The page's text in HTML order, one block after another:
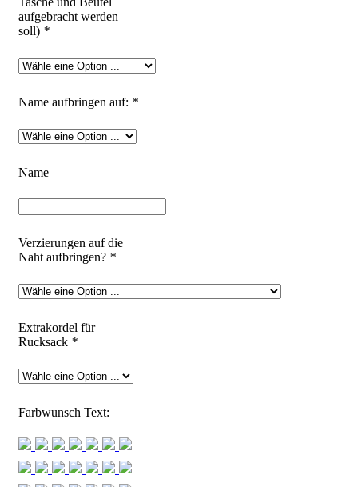
aufgebracht werden
soll) *
Name aufbringen auf: *
Name
Verzierungen auf die
Naht aufbringen? *
Extrakordel für
Rucksack *
Farbwunsch Text: